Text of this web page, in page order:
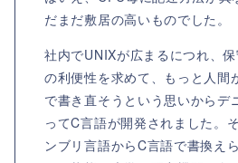
だまだ敷居の高いものでした。
社内でUNIXが広まるにつれ、
の利便性を求めて、もっと人間
で書き直そうという思いからデ
ってC言語が開発されました。
ンブリ言語からC言語で書換え